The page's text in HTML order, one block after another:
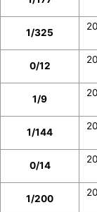
1/325
0/12
1/9
1/144
0/14
1/200